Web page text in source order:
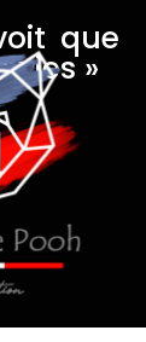
que
vies »